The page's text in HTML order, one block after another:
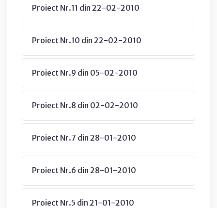
Proiect Nr.11 din 22-02-2010
Proiect Nr.10 din 22-02-2010
Proiect Nr.9 din 05-02-2010
Proiect Nr.8 din 02-02-2010
Proiect Nr.7 din 28-01-2010
Proiect Nr.6 din 28-01-2010
Proiect Nr.5 din 21-01-2010